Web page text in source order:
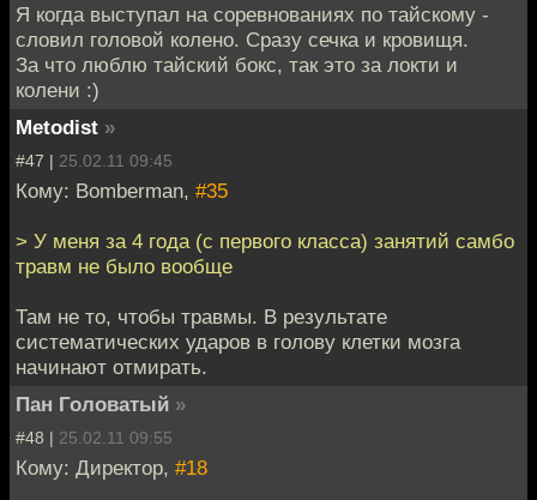
Я когда выступал на соревнованиях по тайскому -
словил головой колено. Сразу сечка и кровищя.
За что люблю тайский бокс, так это за локти и
колени :)
Metodist »
#47 | 25.02.11 09:45
Кому: Bomberman, #35
> У меня за 4 года (с первого класса) занятий самбо
травм не было вообще
Там не то, чтобы травмы. В результате
систематических ударов в голову клетки мозга
начинают отмирать.
Пан Головатый »
#48 | 25.02.11 09:55
Кому: Директор, #18